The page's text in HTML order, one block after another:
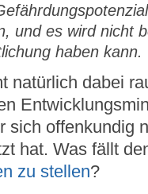
und es wird nicht
haben kann.
natürlich dabei
sich offenkundig
hat. Was fällt
zu stellen?